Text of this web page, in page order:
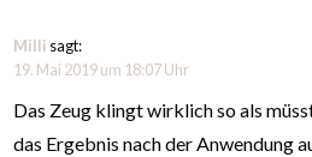
Milli sagt:
19. Mai 2019 um 18:07 Uhr
Das Zeug klingt wirklich so als
das Ergebnis nach der Anwendung